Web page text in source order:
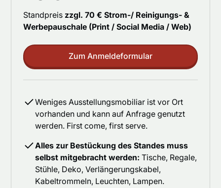
Standpreis zzgl. 70 € Strom-/ Reinigungs- &
Werbepauschale (Print / Social Media / Web)
Zum Anmeldeformular
Weniges Ausstellungsmobiliar ist vor Ort
vorhanden und kann auf Anfrage genutzt
werden. First come, first serve.
Alles zur Bestückung des Standes muss
selbst mitgebracht werden:Tische, Regale,
Stühle, Deko, Verlängerungskabel,
Kabeltrommeln, Leuchten, Lampen.